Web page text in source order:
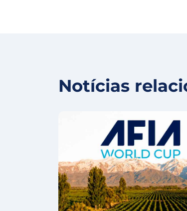
Notícias